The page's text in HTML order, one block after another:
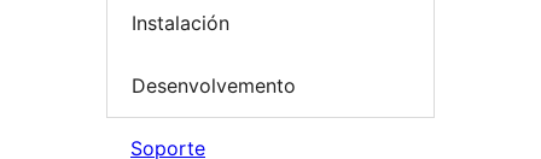
Instalación
Desenvolvemento
Soporte